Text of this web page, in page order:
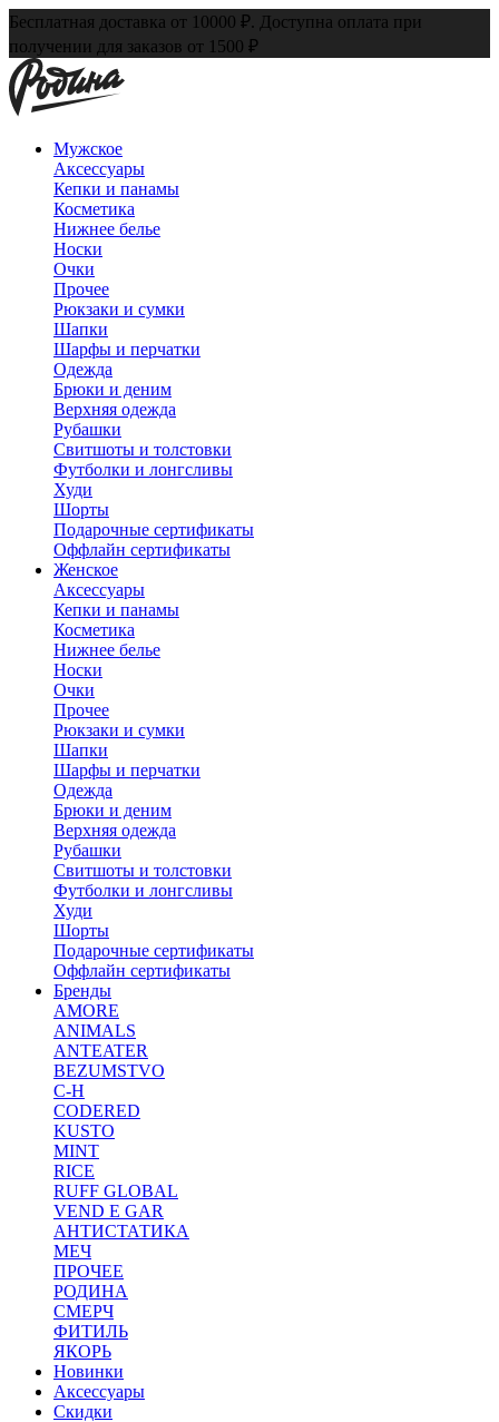
Бесплатная доставка от 10000 ₽. Доступна оплата при
получении для заказов от 1500 ₽
Мужское
Аксессуары
Кепки и панамы
Косметика
Нижнее белье
Носки
Очки
Прочее
Рюкзаки и сумки
Шапки
Шарфы и перчатки
Одежда
Брюки и деним
Верхняя одежда
Рубашки
Свитшоты и толстовки
Футболки и лонгсливы
Худи
Шорты
Подарочные сертификаты
Оффлайн сертификаты
Женское
Аксессуары
Кепки и панамы
Косметика
Нижнее белье
Носки
Очки
Прочее
Рюкзаки и сумки
Шапки
Шарфы и перчатки
Одежда
Брюки и деним
Верхняя одежда
Рубашки
Свитшоты и толстовки
Футболки и лонгсливы
Худи
Шорты
Подарочные сертификаты
Оффлайн сертификаты
Бренды
AMORE
ANIMALS
ANTEATER
BEZUMSTVO
C-H
CODERED
KUSTO
MINT
RICE
RUFF GLOBAL
VEND E GAR
АНТИСТАТИКА
МЕЧ
ПРОЧЕЕ
РОДИНА
СМЕРЧ
ФИТИЛЬ
ЯКОРЬ
Новинки
Аксессуары
Скидки